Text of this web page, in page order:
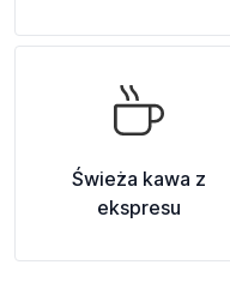
Świeża kawa z
ekspresu